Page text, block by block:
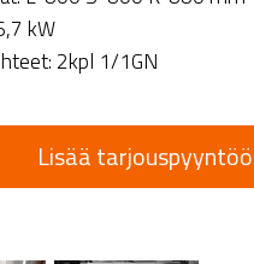
kW
2kpl 1/1GN
Lisää